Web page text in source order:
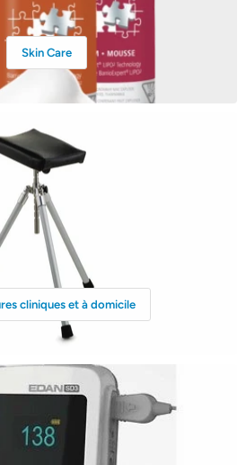
Skin Care
cliniques et à domicile